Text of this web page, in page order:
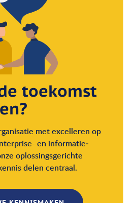
toekomst
met excelleren op
en informatie­
oplossingsgerichte
delen centraal.